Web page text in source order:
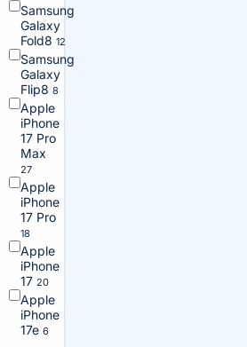
Samsung
Galaxy
Fold8 12
Samsung
Galaxy
Flip8 8
Apple
iPhone
17 Pro
Max
27
Apple
iPhone
17 Pro
18
Apple
iPhone
17 20
Apple
iPhone
17e 6